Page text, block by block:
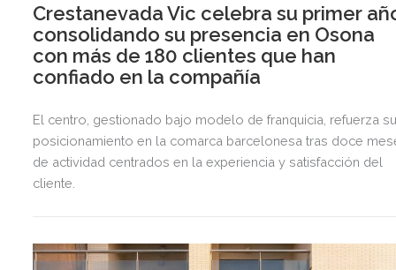
Crestanevada Vic celebra su primer
consolidando su presencia en Osona
con más de 180 clientes que han
confiado en la compañía
El centro, gestionado bajo modelo de franquicia, refuerza
posicionamiento en la comarca barcelonesa tras doce
de actividad centrados en la experiencia y satisfacción del
cliente.